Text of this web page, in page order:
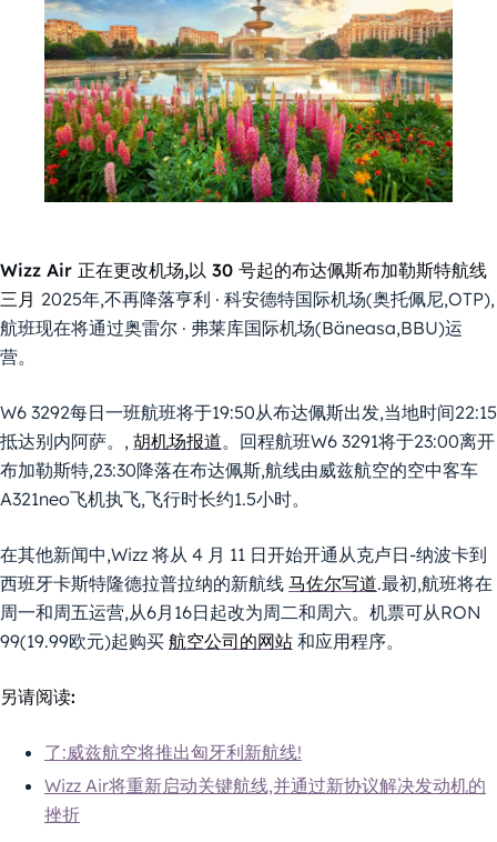
Wizz Air 正在更改机场,以 30 号起的布达佩斯布加勒斯特航线
三月 2025年,不再降落亨利 · 科安德特国际机场(奥托佩尼,OTP),
航班现在将通过奥雷尔 · 弗莱库国际机场(Bäneasa,BBU)运
营。
W6 3292每日一班航班将于19:50从布达佩斯出发,当地时间22:15
抵达别内阿萨。, 胡机场报道。回程航班W6 3291将于23:00离开
布加勒斯特,23:30降落在布达佩斯,航线由威兹航空的空中客车
A321neo飞机执飞,飞行时长约1.5小时。
在其他新闻中,Wizz 将从 4 月 11 日开始开通从克卢日-纳波卡到
西班牙卡斯特隆德拉普拉纳的新航线 马佐尔写道.最初,航班将在
周一和周五运营,从6月16日起改为周二和周六。机票可从RON
99(19.99欧元)起购买 航空公司的网站 和应用程序。
另请阅读:
了:威兹航空将推出匈牙利新航线!
Wizz Air将重新启动关键航线,并通过新协议解决发动机的
挫折